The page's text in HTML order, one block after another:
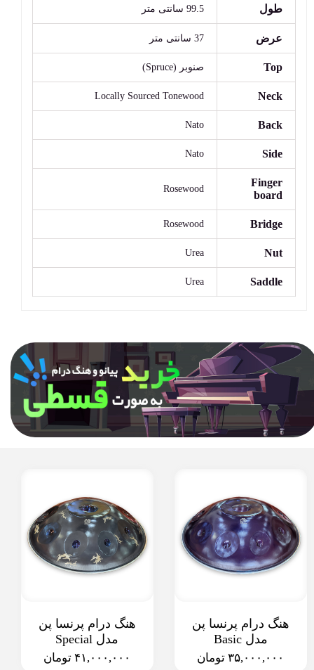
طول 99.5 سانتی متر
عرض 37 سانتی متر
Top صنوبر (Spruce)
Neck
Locally Sourced Tonewood
Back
Nato
Side
Nato
Finger
board
Rosewood
Bridge
Rosewood
Nut
Urea
Saddle
Urea
هنگ درام پرنسا پن
مدل Basic
۳۵,۰۰۰,۰۰۰ تومان
هنگ درام پرنسا پن
مدل Special
۴۱,۰۰۰,۰۰۰ تومان